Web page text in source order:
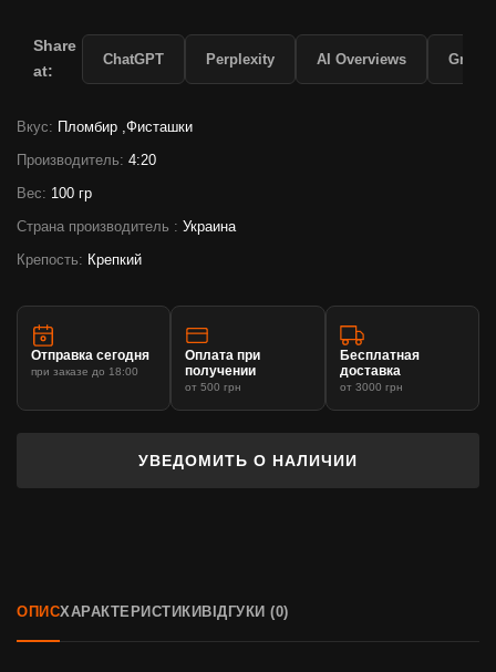
Вкус: Пломбир ,Фисташки
Производитель: 4:20
Вес: 100 гр
Страна производитель : Украина
Крепость: Крепкий
УВЕДОМИТЬ О НАЛИЧИИ
Отправка сегодня
при заказе до 18:00
Оплата при
получении
от 500 грн
Бесплатная
доставка
от 3000 грн
Share
at:
ChatGPT Perplexity AI Overviews Grok
ОПИСХАРАКТЕРИСТИКИ ВІДГУКИ (0)